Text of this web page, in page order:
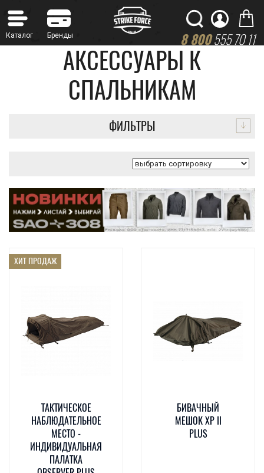
8 800555 70 11
АКСЕССУАРЫ К
СПАЛЬНИКАМ
ФИЛЬТРЫ
ТАКТИЧЕСКОЕ
НАБЛЮДАТЕЛЬНОЕ
МЕСТО -
ИНДИВИДУАЛЬНАЯ
ПАЛАТКА
ХИТ ПРОДАЖ
БИВАЧНЫЙ
МЕШОК XP II
PLUS